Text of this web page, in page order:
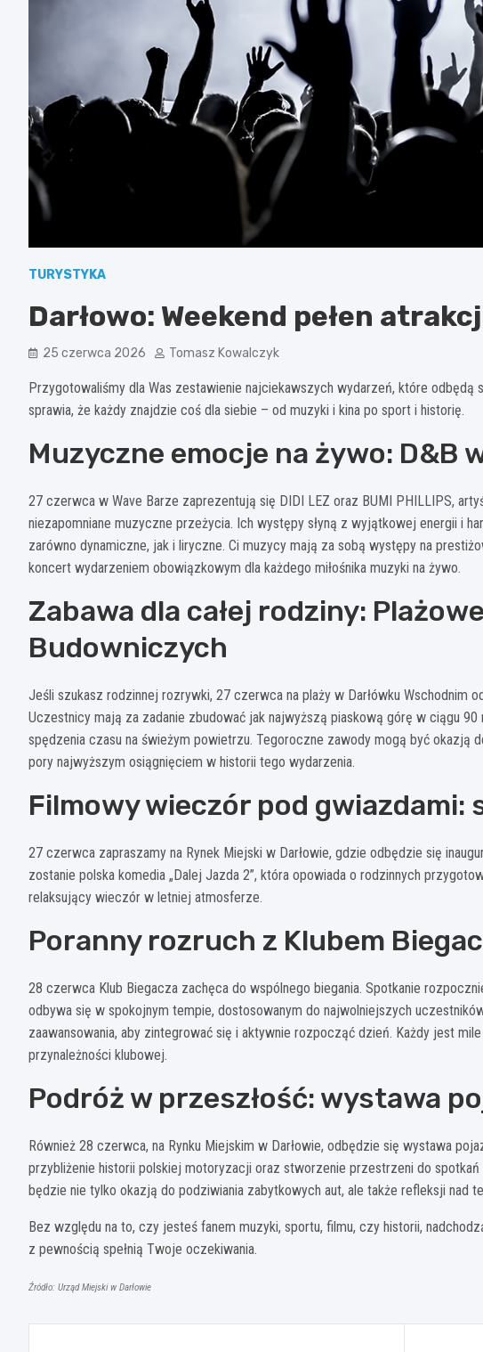
TURYSTYKA
Darłowo: Weekend pełen
25 czerwca 2026 Tomasz Kowalczyk
Przygotowaliśmy dla Was zestawienie najciekawszych wydarzeń, które odbędą
sprawia, że każdy znajdzie coś dla siebie – od muzyki i kina po sport i historię.
Muzyczne emocje na żywo: D&B
27 czerwca w Wave Barze zaprezentują się DIDI LEZ oraz BUMI PHILLIPS,
niezapomniane muzyczne przeżycia. Ich występy słyną z wyjątkowej energii i
zarówno dynamiczne, jak i liryczne. Ci muzycy mają za sobą występy na
koncert wydarzeniem obowiązkowym dla każdego miłośnika muzyki na żywo.
Zabawa dla całej rodziny:
Budowniczych
Jeśli szukasz rodzinnej rozrywki, 27 czerwca na plaży w Darłówku Wschodnim
Uczestnicy mają za zadanie zbudować jak najwyższą piaskową górę w ciągu 90
spędzenia czasu na świeżym powietrzu. Tegoroczne zawody mogą być
pory najwyższym osiągnięciem w historii tego wydarzenia.
Filmowy wieczór pod gwiazdami:
27 czerwca zapraszamy na Rynek Miejski w Darłowie, gdzie odbędzie się
zostanie polska komedia „Dalej Jazda 2”, która opowiada o rodzinnych
relaksujący wieczór w letniej atmosferze.
Poranny rozruch z Klubem
28 czerwca Klub Biegacza zachęca do wspólnego biegania. Spotkanie
odbywa się w spokojnym tempie, dostosowanym do najwolniejszych
zaawansowania, aby zintegrować się i aktywnie rozpocząć dzień. Każdy jest
przynależności klubowej.
Podróż w przeszłość: wystawa
Również 28 czerwca, na Rynku Miejskim w Darłowie, odbędzie się wystawa
przybliżenie historii polskiej motoryzacji oraz stworzenie przestrzeni do spotkań
będzie nie tylko okazją do podziwiania zabytkowych aut, ale także refleksji nad
Bez względu na to, czy jesteś fanem muzyki, sportu, filmu, czy historii,
z pewnością spełnią Twoje oczekiwania.
Źródło: Urząd Miejski w Darłowie